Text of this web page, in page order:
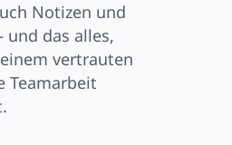
Notizen und
und das alles,
vertrauten
Teamarbeit